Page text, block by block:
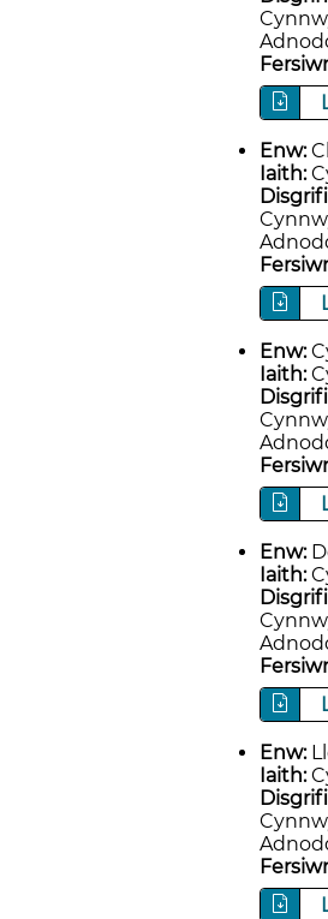
Enw:
Iaith:
Enw:
Iaith:
Enw:
Iaith:
Enw:
Iaith: